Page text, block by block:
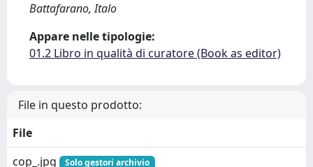
Battafarano, Italo
Appare nelle tipologie:
01.2 Libro in qualità di curatore (Book as editor)
File in questo prodotto:
File
cop_.jpg
Solo gestori archivio